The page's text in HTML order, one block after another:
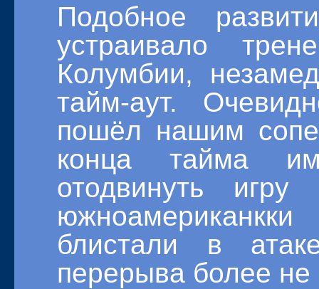
Подобное
устраивало
Колумбии,
тайм-аут.
пошёл нашим
конца тайма
отодвинуть
блистали в
перерыва более не